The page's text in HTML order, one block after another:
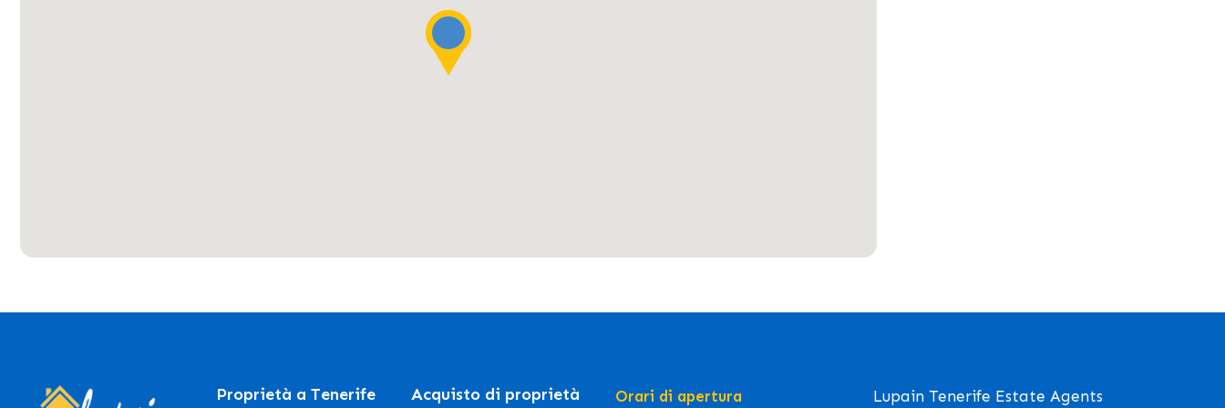
Proprietà a Tenerife Acquisto di proprietà Orari di apertura Lupain Tenerife Estate Agents